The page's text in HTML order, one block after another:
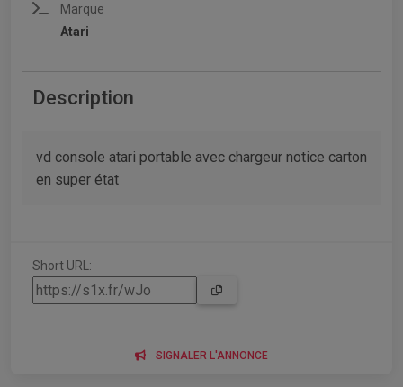
Marque
Atari
Description
vd console atari portable avec chargeur notice carton
en super état
Short URL:
SIGNALER L'ANNONCE